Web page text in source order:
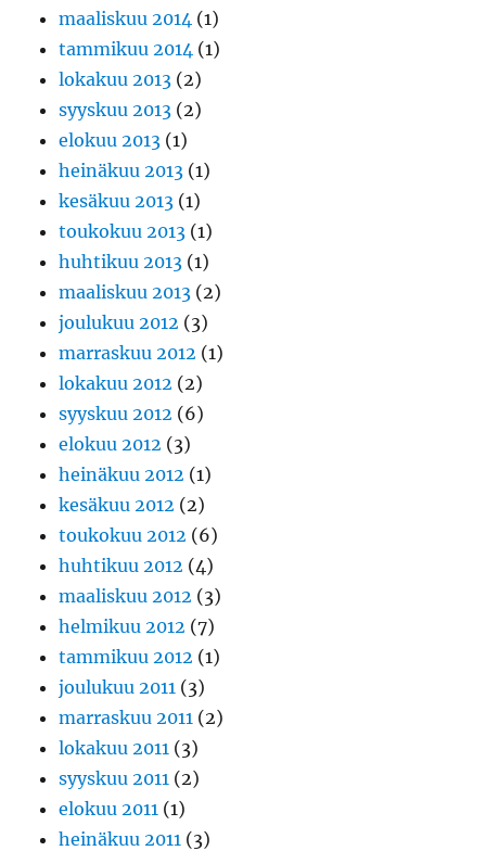
maaliskuu 2014 (1)
tammikuu 2014 (1)
lokakuu 2013 (2)
syyskuu 2013 (2)
elokuu 2013 (1)
heinäkuu 2013 (1)
kesäkuu 2013 (1)
toukokuu 2013 (1)
huhtikuu 2013 (1)
maaliskuu 2013 (2)
joulukuu 2012 (3)
marraskuu 2012 (1)
lokakuu 2012 (2)
syyskuu 2012 (6)
elokuu 2012 (3)
heinäkuu 2012 (1)
kesäkuu 2012 (2)
toukokuu 2012 (6)
huhtikuu 2012 (4)
maaliskuu 2012 (3)
helmikuu 2012 (7)
tammikuu 2012 (1)
joulukuu 2011 (3)
marraskuu 2011 (2)
lokakuu 2011 (3)
syyskuu 2011 (2)
elokuu 2011 (1)
heinäkuu 2011 (3)